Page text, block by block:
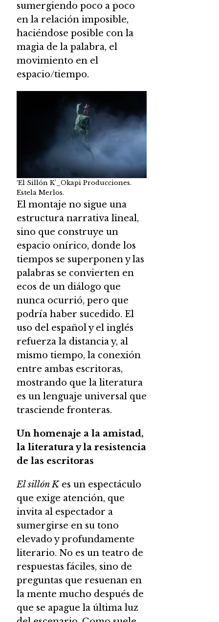
sumergiendo poco a poco
en la relación imposible,
haciéndose posible con la
magia de la palabra, el
movimiento en el
espacio/tiempo.
‘El Sillón K’_Okapi Producciones.
Estela Merlos.
El montaje no sigue una
estructura narrativa lineal,
sino que construye un
espacio onírico, donde los
tiempos se superponen y las
palabras se convierten en
ecos de un diálogo que
nunca ocurrió, pero que
podría haber sucedido. El
uso del español y el inglés
refuerza la distancia y, al
mismo tiempo, la conexión
entre ambas escritoras,
mostrando que la literatura
es un lenguaje universal que
trasciende fronteras.
Un homenaje a la amistad,
la literatura y la resistencia
de las escritoras
El sillón Kes un espectáculo
que exige atención, que
invita al espectador a
sumergirse en su tono
elevado y profundamente
literario. No es un teatro de
respuestas fáciles, sino de
preguntas que resuenan en
la mente mucho después de
que se apague la última luz